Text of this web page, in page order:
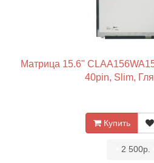
Матрица 15.6"
40pin, Slim,
Купить
2 500р.